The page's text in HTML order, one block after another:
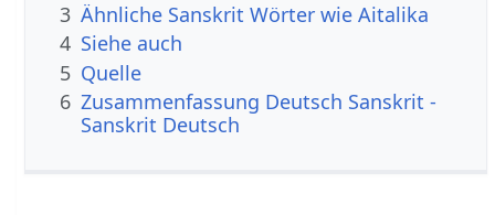
3 Ähnliche Sanskrit Wörter wie Aitalika
4 Siehe auch
5 Quelle
6 Zusammenfassung Deutsch Sanskrit -
Sanskrit Deutsch